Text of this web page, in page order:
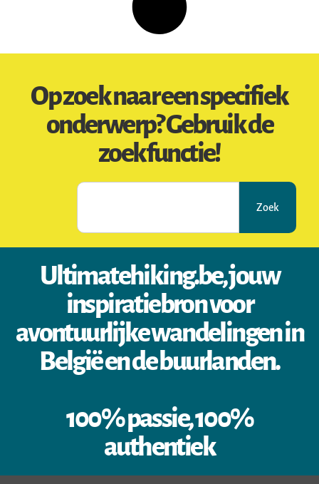
Op zoek naar een specifiek
onderwerp? Gebruik de
zoekfunctie!
Zoek
Ultimatehiking.be, jouw
inspiratiebron voor
avontuurlijke wandelingen in
België en de buurlanden.
100% passie, 100%
authentiek